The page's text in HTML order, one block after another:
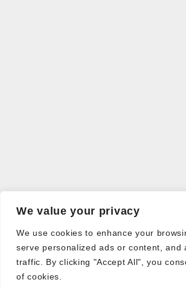
We value your privacy
We use cookies to enhance your
serve personalized ads or content, and
traffic. By clicking "Accept All", you
of cookies.